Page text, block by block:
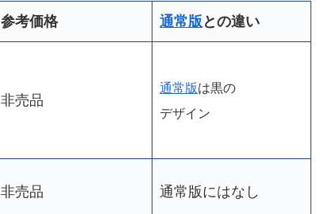
参考価格 通常版 との違い
非売品
通常版は黒の
デザイン
非売品 通常版にはなし